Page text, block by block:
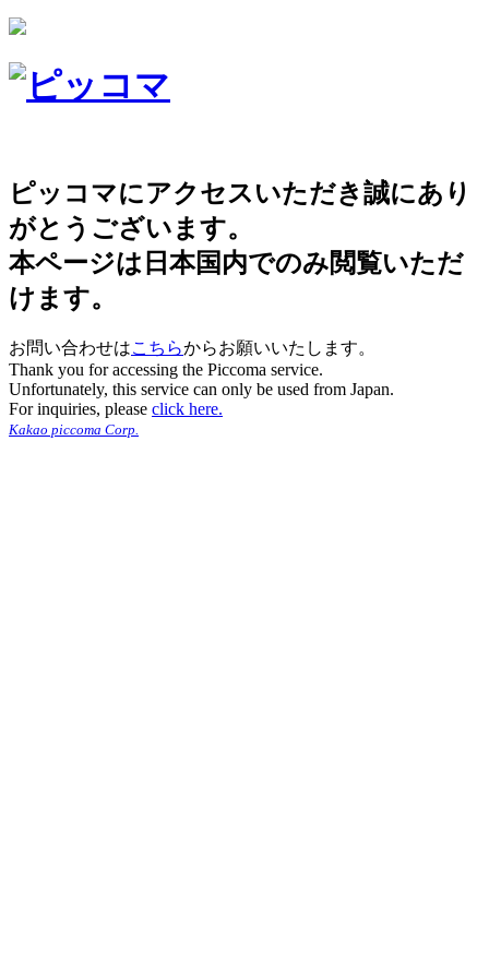
ピッコマにアクセスいただき誠にあり
がとうございます。
本ページは日本国内でのみ閲覧いただ
けます。
お問い合わせはこちらからお願いいたします。
Thank you for accessing the Piccoma service.
Unfortunately, this service can only be used from Japan.
For inquiries, please click here.
Kakao piccoma Corp.